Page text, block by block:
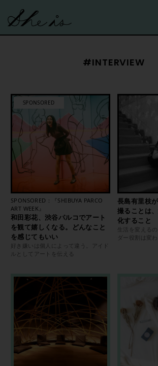
#INTERVIEW
SPONSORED：『SHIBUYA PARCO
ART WEEK』
和田彩花、渋谷パルコでアート
を観て嬉しくなる。どんなこと
を感じてもいい
好き嫌いは個人によって違う。アイド
ルとしてアートを伝える
長島有里枝
撮ることは
化すること
生活を変える
ダー役割は変